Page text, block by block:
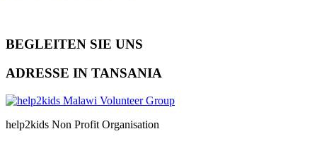
BEGLEITEN SIE UNS
ADRESSE IN TANSANIA
help2kids Non Profit Organisation